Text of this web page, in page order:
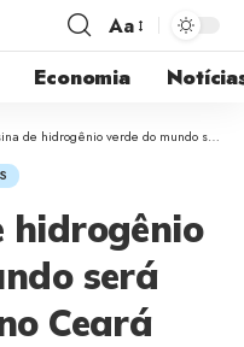
Aa
Economia
hidrogênio verde do mundo será construída no Ceará
hidrogênio
será
Ceará